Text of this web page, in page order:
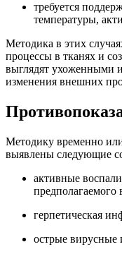
требуется
температуры,
Методика в этих
процессы в тканях и
выглядят ухоженными
изменения внешних
Методику временно
выявлены следующие
активные
предполагаемого
герпетическая
острые вирусные